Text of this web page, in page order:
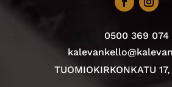
0500 369 074
TUOMIOKIRKONKATU